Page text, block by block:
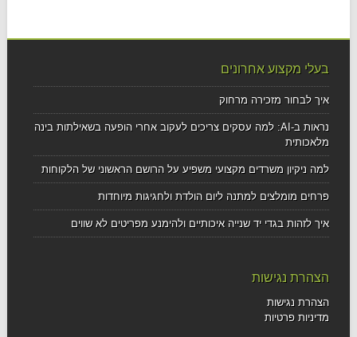
בעלי מקצוע אחרונים
איך לבחור מזכירה מרחוק
נראות ב-AI: למה עסקים צריכים לעקוב אחרי הופעה בשאילתות בינה
מלאכותית
למה ניקיון משרדים מקצועי משפיע על הרושם הראשוני של הלקוחות
פרחים מומלצים למתנה ליום הולדת ולחגיגות מיוחדות
איך לזהות בגדי יד שנייה איכותיים ולהימנע מפריטים לא שווים
הצהרת נגישות
הצהרת נגישות
מדיניות פרטיות